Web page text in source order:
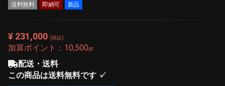
送料無料 即納可 新品
¥ 231,000 (税込)
加算ポイント： 10,500pt
配送・送料
この商品は送料無料です ✓